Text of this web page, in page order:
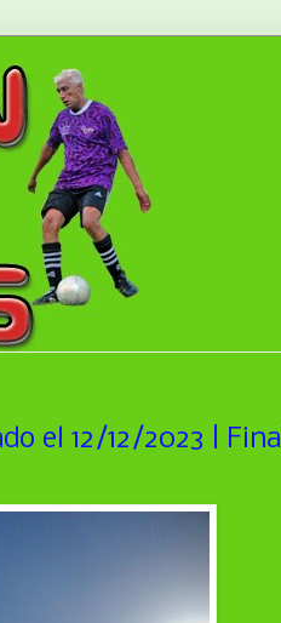
el 12/12/2023 | Final